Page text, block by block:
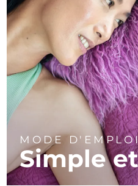
MODE
Simple